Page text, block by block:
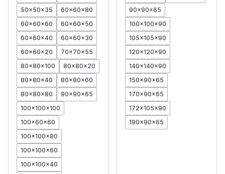
50x50x35
60x60x80
60x60x60
60x60x50
60x60x40
60x60x30
60x60x20
70x70x55
80x80x100
80x80x20
80x80x40
80x80x60
80x80x80
90x90x65
100x100x100
100x60x60
100x100x80
100x100x60
100x100x40
90x90x65
100x100x90
105x105x90
120x120x90
140x140x90
150x90x65
170x90x65
172x105x90
190x90x65